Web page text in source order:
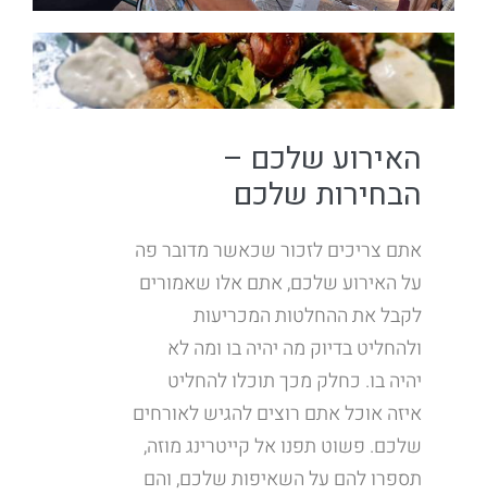
האירוע שלכם –
הבחירות שלכם
אתם צריכים לזכור שכאשר מדובר פה
על האירוע שלכם, אתם אלו שאמורים
לקבל את ההחלטות המכריעות
ולהחליט בדיוק מה יהיה בו ומה לא
יהיה בו. כחלק מכך תוכלו להחליט
איזה אוכל אתם רוצים להגיש לאורחים
שלכם. פשוט תפנו אל קייטרינג מוזה,
תספרו להם על השאיפות שלכם, והם